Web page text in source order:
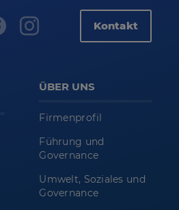
Kontakt
ÜBER UNS
Firmenprofil
Führung und
Governance
Umwelt, Soziales und
Governance